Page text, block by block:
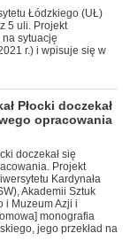
Łódzkiego (UŁ)
5 uli. Projekt
sytuację
r.) i wpisuje się w
Płocki doczekał
opracowania
doczekał się
Projekt
Kardynała
Akademii Sztuk
i Muzeum Azji i
monografia
jego przekład na